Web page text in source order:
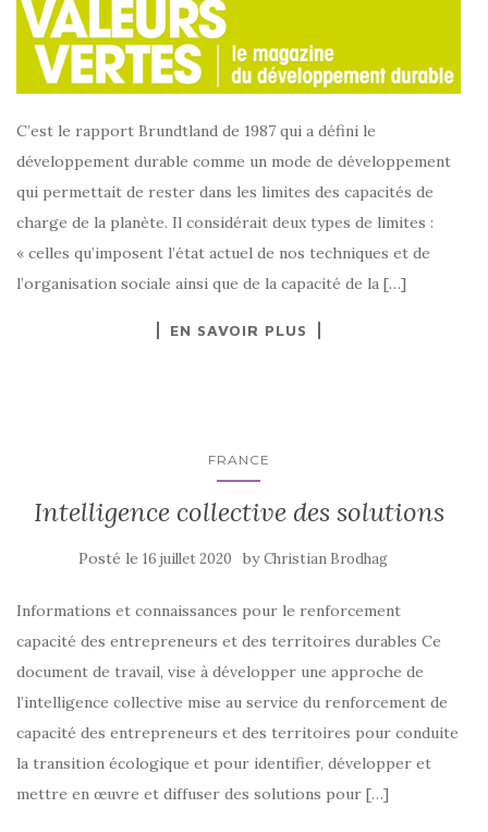
C’est le rapport Brundtland de 1987 qui a défini le
développement durable comme un mode de développement
qui permettait de rester dans les limites des capacités de
charge de la planète. Il considérait deux types de limites :
« celles qu’imposent l’état actuel de nos techniques et de
l’organisation sociale ainsi que de la capacité de la […]
EN SAVOIR PLUS
FRANCE
Intelligence collective des solutions
Posté le 16 juillet 2020 byChristian Brodhag
Informations et connaissances pour le renforcement
capacité des entrepreneurs et des territoires durables Ce
document de travail, vise à développer une approche de
l’intelligence collective mise au service du renforcement de
capacité des entrepreneurs et des territoires pour conduite
la transition écologique et pour identifier, développer et
mettre en œuvre et diffuser des solutions pour […]